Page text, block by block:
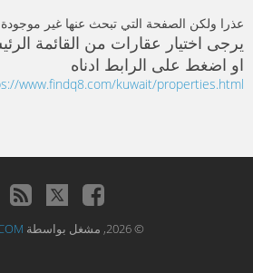
سلطنة عمان
فلسطين
قطر
تونس
عذرا ولكن الصفحة التي تبحث عنها غير موجودة
يرجى اختيار عقارات من القائمة
او اضغط على الرابط ادناه
www.findq8.com/kuwait/properties.html
© 2026, مشغل بواسطة